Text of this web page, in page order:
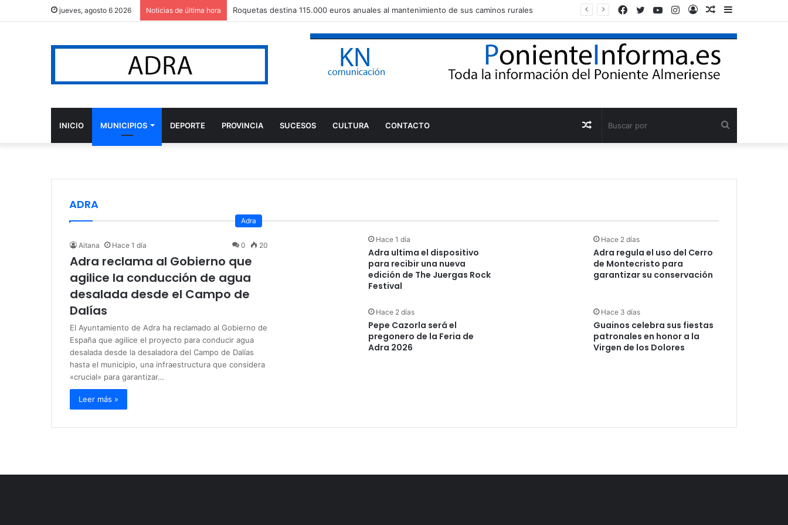
jueves, agosto 6 2026 Noticias de última hora Roquetas destina 115.000 euros anuales al mantenimiento de sus caminos rurales
lateral
Publicación
al
azar
Acceso
Instagram
YouTube
Twitter
Facebook
INICIO MUNICIPIOS DEPORTE PROVINCIA SUCESOS CULTURA CONTACTO Publicación
ADRA
Adra
Aitana Hace 1 día 0 20
Adra reclama al Gobierno que
agilice la conducción de agua
desalada desde el Campo de
Dalías
El Ayuntamiento de Adra ha reclamado al Gobierno de
España que agilice el proyecto para conducir agua
desalada desde la desaladora del Campo de Dalías
hasta el municipio, una infraestructura que considera
«crucial» para garantizar…
Leer más »
Hace 1 día
Adra ultima el dispositivo
para recibir una nueva
edición de The Juergas Rock
Festival
Hace 2 días
Adra regula el uso del Cerro
de Montecristo para
garantizar su conservación
Hace 2 días
Pepe Cazorla será el
pregonero de la Feria de
Adra 2026
Hace 3 días
Guainos celebra sus fiestas
patronales en honor a la
Virgen de los Dolores